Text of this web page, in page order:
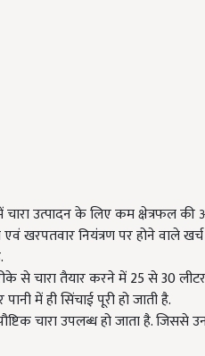
चारा उत्पादन के लिए कम क्षेत्रफल
खरपतवार नियंत्रण पर होने वाले
से चारा तैयार करने में 25 से 30
में ही सिंचाई पूरी हो जाती है.
चारा उपलब्ध हो जाता है. जिससे